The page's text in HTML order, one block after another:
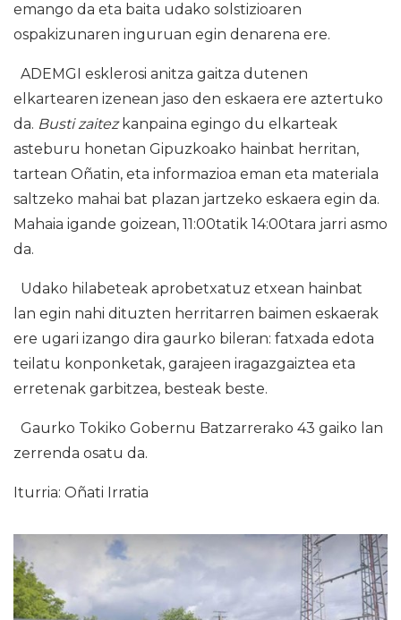
emango da eta baita udako solstizioaren
ospakizunaren inguruan egin denarena ere.
ADEMGI esklerosi anitza gaitza dutenen
elkartearen izenean jaso den eskaera ere aztertuko
da. Busti zaitezkanpaina egingo du elkarteak
asteburu honetan Gipuzkoako hainbat herritan,
tartean Oñatin, eta informazioa eman eta materiala
saltzeko mahai bat plazan jartzeko eskaera egin da.
Mahaia igande goizean, 11:00tatik 14:00tara jarri asmo
da.
Udako hilabeteak aprobetxatuz etxean hainbat
lan egin nahi dituzten herritarren baimen eskaerak
ere ugari izango dira gaurko bileran: fatxada edota
teilatu konponketak, garajeen iragazgaiztea eta
erretenak garbitzea, besteak beste.
Gaurko Tokiko Gobernu Batzarrerako 43 gaiko lan
zerrenda osatu da.
Iturria: Oñati Irratia